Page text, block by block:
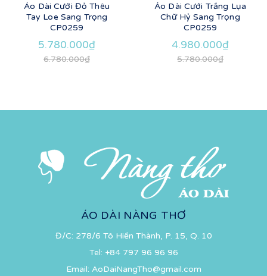
Áo Dài Cưới Đỏ Thêu
Tay Loe Sang Trọng
CP0259
5.780.000₫
6.780.000₫
Áo Dài Cưới Trắng Lụa
Chữ Hỷ Sang Trọng
CP0259
4.980.000₫
5.780.000₫
ÁO DÀI NÀNG THƠ
Đ/C: 278/6 Tô Hiến Thành, P. 15, Q. 10
Tel: +84 797 96 96 96
Email: AoDaiNangTho@gmail.com